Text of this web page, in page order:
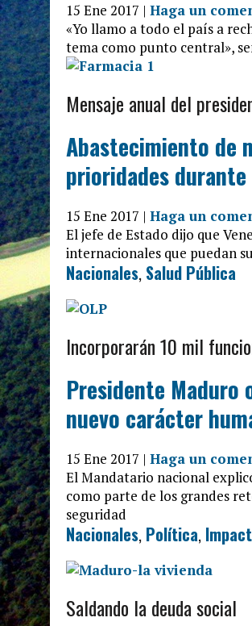
15 Ene 2017 | Haga un
«Yo llamo a todo el país a
tema como punto central»,
Mensaje anual del
Abastecimiento de
prioridades durante
15 Ene 2017 | Haga un
El jefe de Estado dijo que
internacionales que puedan
Nacionales, Salud Pública
Incorporarán 10 mil
Presidente Maduro
nuevo carácter
15 Ene 2017 | Haga un
El Mandatario nacional
como parte de los grandes
seguridad
Nacionales, Política,
Saldando la deuda social